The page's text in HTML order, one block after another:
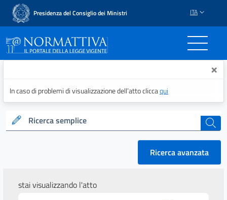
Presidenza del Consiglio dei Ministri ITA
Normattiva - Il portale ×
In caso di problemi di visualizzazione dell’atto cliccaqui
Ricerca semplice cerca
Ricerca avanzata
stai visualizzando l'atto